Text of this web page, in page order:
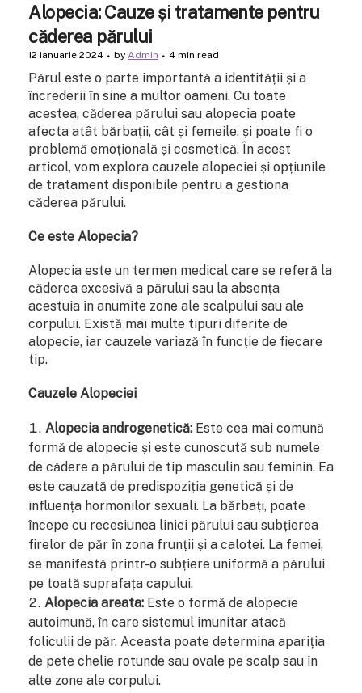
Alopecia: Cauze și tratamente pentru
căderea părului
12 ianuarie 2024 by Admin 4 min read
Părul este o parte importantă a identității și a
încrederii în sine a multor oameni. Cu toate
acestea, căderea părului sau alopecia poate
afecta atât bărbații, cât și femeile, și poate fi o
problemă emoțională și cosmetică. În acest
articol, vom explora cauzele alopeciei și opțiunile
de tratament disponibile pentru a gestiona
căderea părului.
Ce este Alopecia?
Alopecia este un termen medical care se referă la
căderea excesivă a părului sau la absența
acestuia în anumite zone ale scalpului sau ale
corpului. Există mai multe tipuri diferite de
alopecie, iar cauzele variază în funcție de fiecare
tip.
Cauzele Alopeciei
Alopecia androgenetică: Este cea mai comună
formă de alopecie și este cunoscută sub numele
de cădere a părului de tip masculin sau feminin. Ea
este cauzată de predispoziția genetică și de
influența hormonilor sexuali. La bărbați, poate
începe cu recesiunea liniei părului sau subțierea
firelor de păr în zona frunții și a calotei. La femei,
se manifestă printr-o subțiere uniformă a părului
pe toată suprafața capului.
Alopecia areata: Este o formă de alopecie
autoimună, în care sistemul imunitar atacă
foliculii de păr. Aceasta poate determina apariția
de pete chelie rotunde sau ovale pe scalp sau în
alte zone ale corpului.